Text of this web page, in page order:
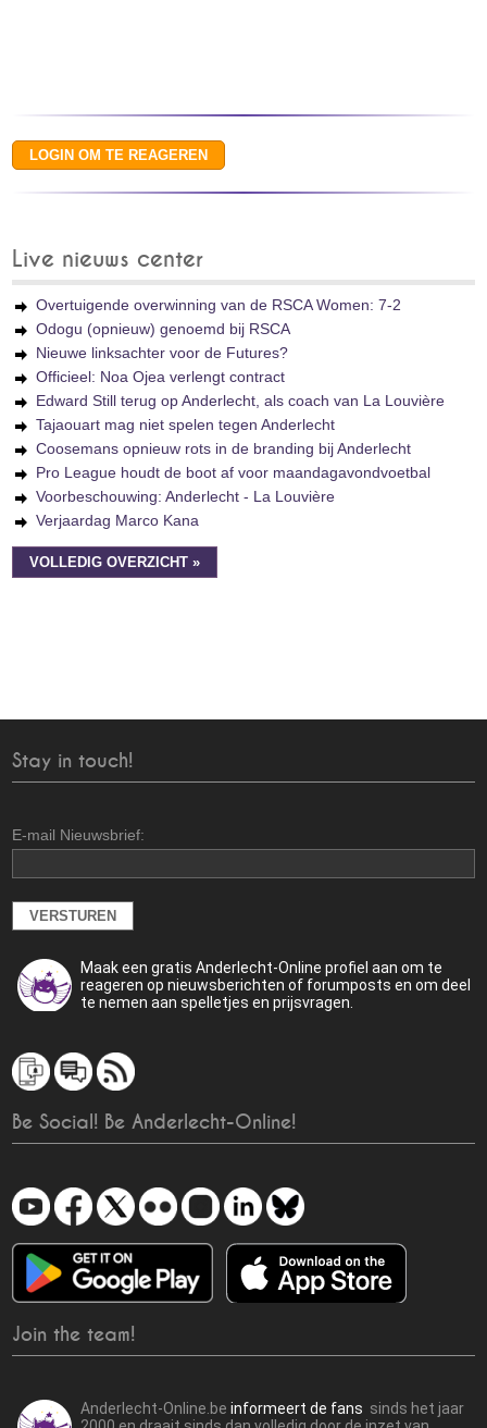
Live nieuws center
Overtuigende overwinning van de RSCA Women: 7-2
Odogu (opnieuw) genoemd bij RSCA
Nieuwe linksachter voor de Futures?
Officieel: Noa Ojea verlengt contract
Edward Still terug op Anderlecht, als coach van La Louvière
Tajaouart mag niet spelen tegen Anderlecht
Coosemans opnieuw rots in de branding bij Anderlecht
Pro League houdt de boot af voor maandagavondvoetbal
Voorbeschouwing: Anderlecht - La Louvière
Verjaardag Marco Kana
VOLLEDIG OVERZICHT »
Stay in touch!
E-mail Nieuwsbrief:
Maak een gratis Anderlecht-Online profiel aan om te
reageren op nieuwsberichten of forumposts en om deel
te nemen aan spelletjes en prijsvragen.
Be Social! Be Anderlecht-Online!
Join the team!
Anderlecht-Online.beinformeert de fans sinds het jaar